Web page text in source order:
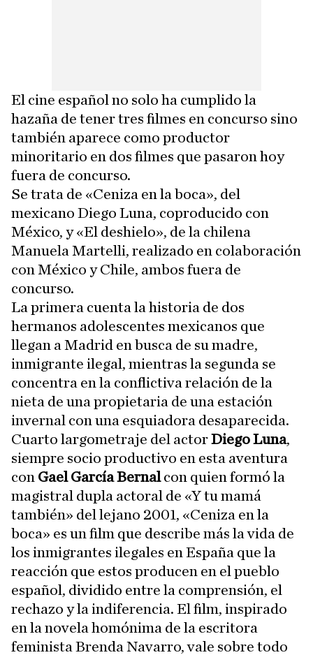
El cine español no solo ha cumplido la
hazaña de tener tres filmes en concurso sino
también aparece como productor
minoritario en dos filmes que pasaron hoy
fuera de concurso.
Se trata de «Ceniza en la boca», del
mexicano Diego Luna, coproducido con
México, y «El deshielo», de la chilena
Manuela Martelli, realizado en colaboración
con México y Chile, ambos fuera de
concurso.
La primera cuenta la historia de dos
hermanos adolescentes mexicanos que
llegan a Madrid en busca de su madre,
inmigrante ilegal, mientras la segunda se
concentra en la conflictiva relación de la
nieta de una propietaria de una estación
invernal con una esquiadora desaparecida.
Cuarto largometraje del actorDiego Luna,
siempre socio productivo en esta aventura
con Gael García Bernalcon quien formó la
magistral dupla actoral de «Y tu mamá
también» del lejano 2001, «Ceniza en la
boca» es un film que describe más la vida de
los inmigrantes ilegales en España que la
reacción que estos producen en el pueblo
español, dividido entre la comprensión, el
rechazo y la indiferencia. El film, inspirado
en la novela homónima de la escritora
feminista Brenda Navarro, vale sobre todo